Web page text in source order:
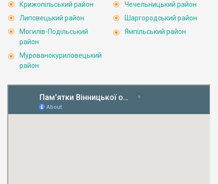
Крижопільський район
Липовецький район
Могилів-Подільський
район
Мурованокуриловецький
район
Чечельницький район
Шаргородський район
Ямпільський район